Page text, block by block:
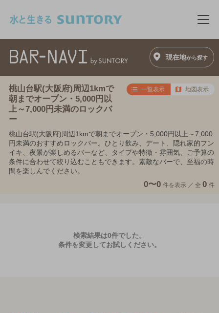
メ
現在地から探す
桃山台駅(大阪府)周辺1kmで
朝までオープン・5,000円以
上～7,000円未満のロックバ
ー
一覧表示 地図表示
桃山台駅(大阪府)周辺1kmで朝までオープン・5,000円以上～7,000
円未満のおすすめロックバー。ひとり飲み、デート、隠れ家的フン
イキ、夜景が楽しめるバーなど、タイプや特徴・雰囲気、ご予算の
条件に合わせて絞り込むこともできます。素敵なバーで、至福の時
間を楽しんでください。
0〜0 件を表示 ／ 全 0 件
検索結果は0件でした。
条件を変更してお試しください。